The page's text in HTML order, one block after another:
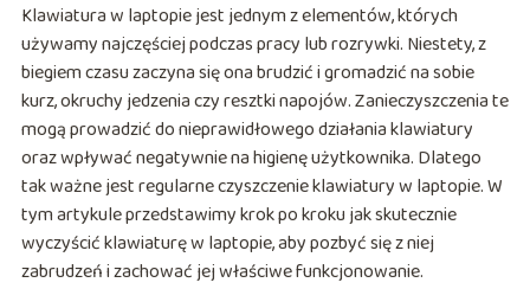
Klawiatura w laptopie jest jednym z elementów, których
używamy najczęściej podczas pracy lub rozrywki. Niestety, z
biegiem czasu zaczyna się ona brudzić i gromadzić na sobie
kurz, okruchy jedzenia czy resztki napojów. Zanieczyszczenia te
mogą prowadzić do nieprawidłowego działania klawiatury
oraz wpływać negatywnie na higienę użytkownika. Dlatego
tak ważne jest regularne czyszczenie klawiatury w laptopie. W
tym artykule przedstawimy krok po kroku jak skutecznie
wyczyścić klawiaturę w laptopie, aby pozbyć się z niej
zabrudzeń i zachować jej właściwe funkcjonowanie.